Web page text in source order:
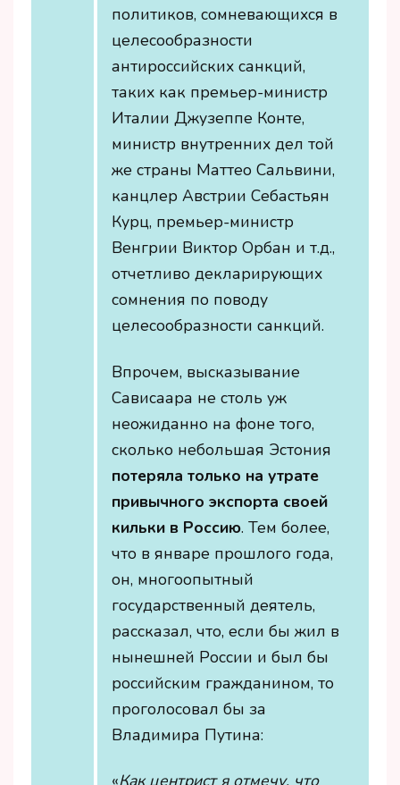
политиков, сомневающихся в
целесообразности
антироссийских санкций,
таких как премьер-министр
Италии Джузеппе Конте,
министр внутренних дел той
же страны Маттео Сальвини,
канцлер Австрии Себастьян
Курц, премьер-министр
Венгрии Виктор Орбан и т.д.,
отчетливо декларирующих
сомнения по поводу
целесообразности санкций.
Впрочем, высказывание
Сависаара не столь уж
неожиданно на фоне того,
сколько небольшая Эстония
потеряла только на утрате
привычного экспорта своей
кильки в Россию. Тем более,
что в январе прошлого года,
он, многоопытный
государственный деятель,
рассказал, что, если бы жил в
нынешней России и был бы
российским гражданином, то
проголосовал бы за
Владимира Путина: